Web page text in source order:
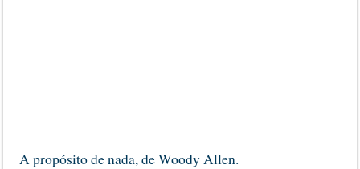
A propósito de nada, de Woody Allen.